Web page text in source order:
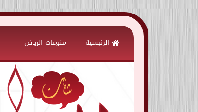
الرئيسية منوعات الرياض